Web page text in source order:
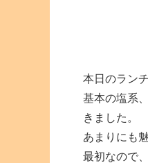
本日のラン
基本の塩系
きました。
あまりにも
最初なので